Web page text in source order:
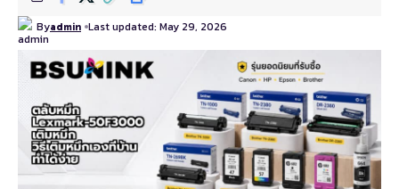
Byadmin Last updated: May 29, 2026